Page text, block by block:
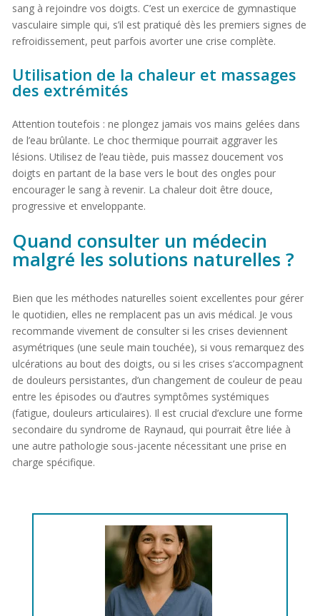
sang à rejoindre vos doigts. C’est un exercice de gymnastique
vasculaire simple qui, s’il est pratiqué dès les premiers signes de
refroidissement, peut parfois avorter une crise complète.
Utilisation de la chaleur et massages
des extrémités
Attention toutefois : ne plongez jamais vos mains gelées dans
de l’eau brûlante. Le choc thermique pourrait aggraver les
lésions. Utilisez de l’eau tiède, puis massez doucement vos
doigts en partant de la base vers le bout des ongles pour
encourager le sang à revenir. La chaleur doit être douce,
progressive et enveloppante.
Quand consulter un médecin
malgré les solutions naturelles ?
Bien que les méthodes naturelles soient excellentes pour gérer
le quotidien, elles ne remplacent pas un avis médical. Je vous
recommande vivement de consulter si les crises deviennent
asymétriques (une seule main touchée), si vous remarquez des
ulcérations au bout des doigts, ou si les crises s’accompagnent
de douleurs persistantes, d’un changement de couleur de peau
entre les épisodes ou d’autres symptômes systémiques
(fatigue, douleurs articulaires). Il est crucial d’exclure une forme
secondaire du syndrome de Raynaud, qui pourrait être liée à
une autre pathologie sous-jacente nécessitant une prise en
charge spécifique.